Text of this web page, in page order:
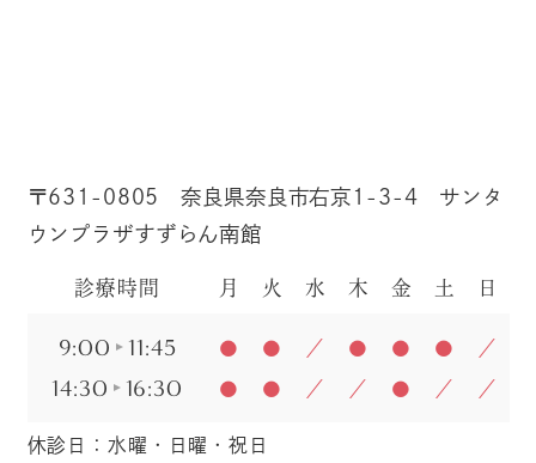
〒631-0805 奈良県奈良市右京1-3-4 サンタ
ウンプラザすずらん南館
診療時間 月 火 水 木 金 土 日
9:00 11:45 ● ● ／ ● ● ● ／
14:30 16:30 ● ● ／ ／ ● ／ ／
休診日：水曜・日曜・祝日